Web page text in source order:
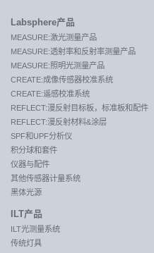
Labsphere产品
MEASURE:激光测量产品
MEASURE:透射率和反射率测量产品
MEASURE:照明光测量产品
CREATE:成像传感器校准系统
CREATE:遥感校准系统
REFLECT:漫反射目标板，标准板和配件
REFLECT:漫反射材料&涂层
SPF和UPF分析仪
积分球和套件
仪器与配件
其他传感器计量系统
黑体光源
ILT产品
ILT光测量系统
传统灯具